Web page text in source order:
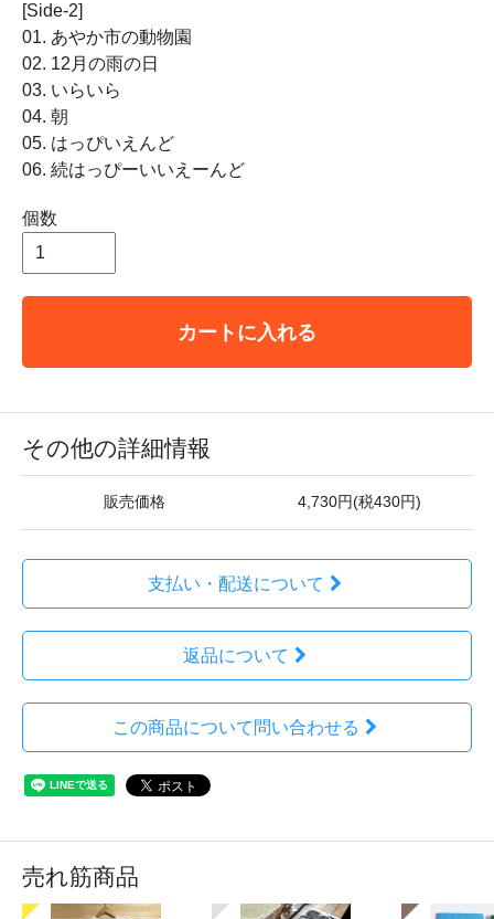
[Side-2]
01. あやか市の動物園
02. 12月の雨の日
03. いらいら
04. 朝
05. はっぴいえんど
06. 続はっぴーいいえーんど
個数
カートに入れる
その他の詳細情報
販売価格 4,730円(税430円)
支払い・配送について
返品について
この商品について問い合わせる
売れ筋商品